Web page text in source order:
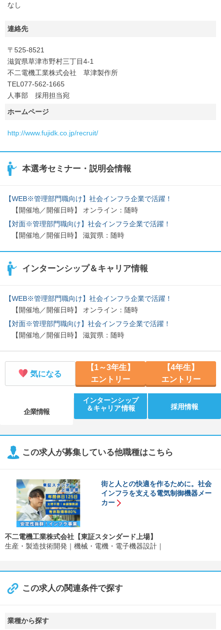
なし
連絡先
〒525-8521
滋賀県草津市野村三丁目4-1
不二電機工業株式会社 草津製作所
TEL077-562-1665
人事部 採用担当宛
ホームページ
http://www.fujidk.co.jp/recruit/
本選考セミナー・説明会情報
【WEB※管理部門職向け】社会インフラ企業で活躍！
【開催地／開催日時】 オンライン：随時
【対面※管理部門職向け】社会インフラ企業で活躍！
【開催地／開催日時】 滋賀県：随時
インターンシップ＆キャリア情報
【WEB※管理部門職向け】社会インフラ企業で活躍！
【開催地／開催日時】 オンライン：随時
【対面※管理部門職向け】社会インフラ企業で活躍！
【開催地／開催日時】 滋賀県：随時
気になる
【1～3年生】
エントリー
【4年生】
エントリー
企業情報
インターンシップ
＆キャリア情報
採用情報
この求人が募集している他職種はこちら
街と人との快適を作るために。社会
インフラを支える電気制御機器メー
カー
不二電機工業株式会社【東証スタンダード上場】
生産・製造技術開発
機械・電機・電子機器設計
この求人の関連条件で探す
業種から探す